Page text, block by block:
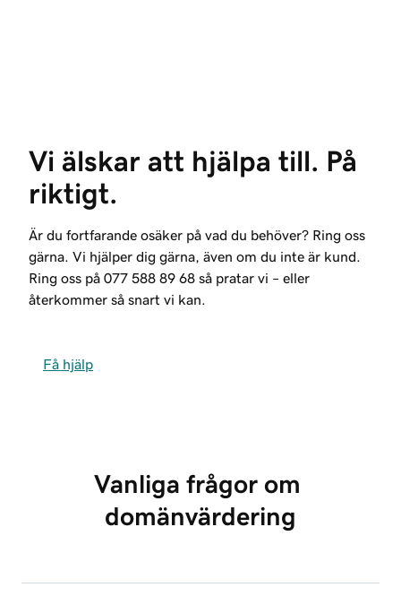
Vi älskar att hjälpa till. På
riktigt.
Är du fortfarande osäker på vad du behöver? Ring oss
gärna. Vi hjälper dig gärna, även om du inte är kund.
Ring oss på 077 588 89 68 så pratar vi – eller
återkommer så snart vi kan.
Få hjälp
Vanliga frågor om
domänvärdering